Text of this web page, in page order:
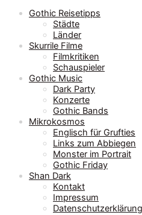
Gothic Reisetipps
Städte
Länder
Skurrile Filme
Filmkritiken
Schauspieler
Gothic Music
Dark Party
Konzerte
Gothic Bands
Mikrokosmos
Englisch für Grufties
Links zum Abbiegen
Monster im Portrait
Gothic Friday
Shan Dark
Kontakt
Impressum
Datenschutzerklärung